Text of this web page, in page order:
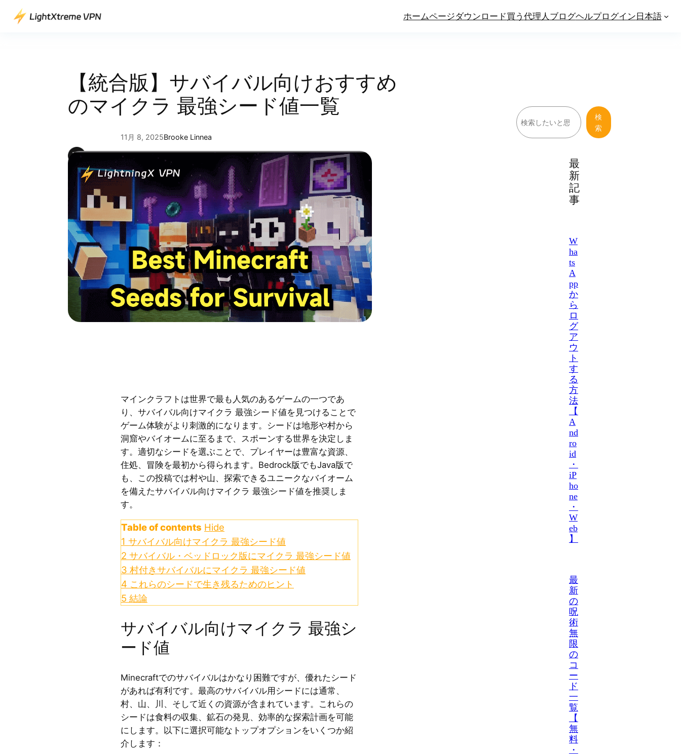
ホームページダウンロード買う 代理人 ブログヘルプログイン日本語
【統合版】サバイバル向けおすすめ
のマイクラ 最強シード値一覧
11月 8, 2025Brooke Linnea
マインクラフトは世界で最も人気のあるゲームの一つであ
り、サバイバル向けマイクラ 最強シード値を見つけることで
ゲーム体験がより刺激的になります。シードは地形や村から
洞窟やバイオームに至るまで、スポーンする世界を決定しま
す。適切なシードを選ぶことで、プレイヤーは豊富な資源、
住処、冒険を最初から得られます。Bedrock版でもJava版で
も、この投稿では村や山、探索できるユニークなバイオーム
を備えたサバイバル向けマイクラ 最強シード値を推奨しま
す。
Table of contents Hide
1 サバイバル向けマイクラ 最強シード値
2 サバイバル・ベッドロック版にマイクラ 最強シード値
3 村付きサバイバルにマイクラ 最強シード値
4 これらのシードで生き残るためのヒント
5 結論
サバイバル向けマイクラ 最強シ
ード値
Minecraftでのサバイバルはかなり困難ですが、優れたシード
があれば有利です。最高のサバイバル用シードには通常、
村、山、川、そして近くの資源が含まれています。これらの
シードは食料の収集、鉱石の発見、効率的な探索計画を可能
にします。以下に選択可能なトップオプションをいくつか紹
介します：
検
索
検
索
最
新
記
事
W
ha
ts
A
pp
か
ら
ロ
グ
ア
ウ
ト
す
る
方
法
【
A
nd
ro
id
・
iP
ho
ne
・
W
eb
】
最
新
の
呪
術
無
限
の
コ
ー
ド
一
覧
【
無
料
・